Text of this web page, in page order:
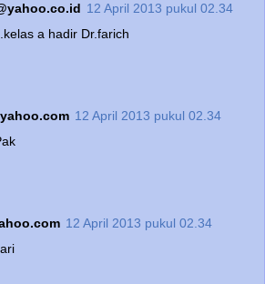
12 April 2013 pukul 02.34
a hadir Dr.farich
12 April 2013 pukul 02.34
12 April 2013 pukul 02.34